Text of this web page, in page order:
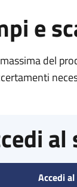
e
del
al
Accedi